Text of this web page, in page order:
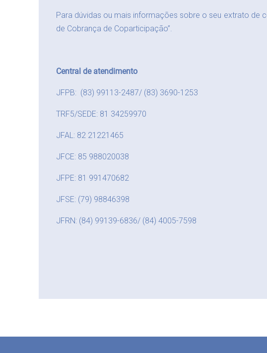
Para dúvidas ou mais informações sobre o seu extrato de
de Cobrança de Coparticipação”.
Central de atendimento
JFPB: (83) 99113-2487/ (83) 3690-1253
TRF5/SEDE: 81 34259970
JFAL: 82 21221465
JFCE: 85 988020038
JFPE: 81 991470682
JFSE: (79) 98846398
JFRN: (84) 99139-6836/ (84) 4005-7598